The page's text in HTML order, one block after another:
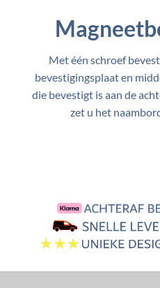
Met één schroef
bevestigingsplaat en
die bevestigt is aan de
zet u het
30 dagen
3-5 werkdagen